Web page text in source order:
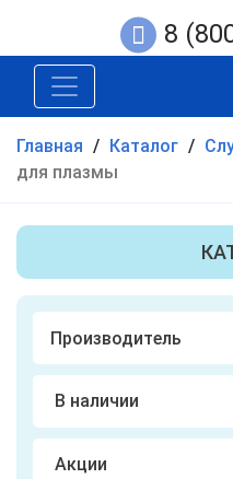
8
Главная / Каталог /
для плазмы
В наличии
Акции